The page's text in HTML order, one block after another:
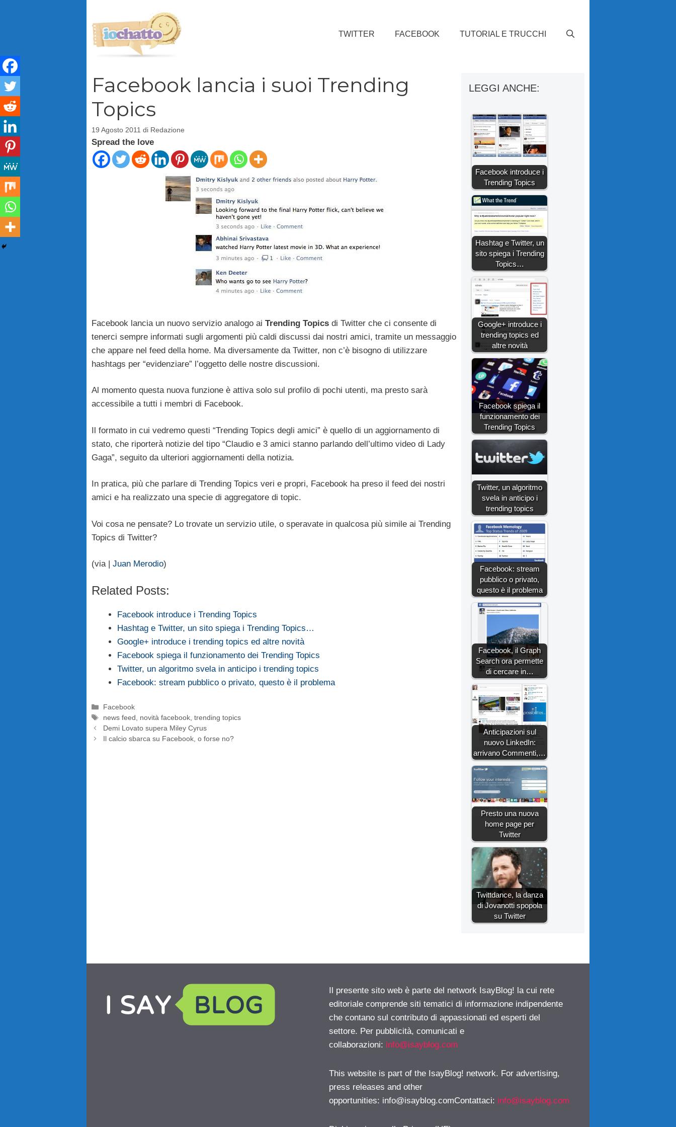
TWITTER FACEBOOK TUTORIAL E TRUCCHI
Facebook lancia i suoi Trending
Topics
19 Agosto 2011 di Redazione
Spread the love
Facebook lancia un nuovo servizio analogo ai Trending Topics di Twitter che ci consente di
tenerci sempre informati sugli argomenti più caldi discussi dai nostri amici, tramite un messaggio
che appare nel feed della home. Ma diversamente da Twitter, non c’è bisogno di utilizzare
hashtags per “evidenziare” l’oggetto delle nostre discussioni.
Al momento questa nuova funzione è attiva solo sul profilo di pochi utenti, ma presto sarà
accessibile a tutti i membri di Facebook.
Il formato in cui vedremo questi “Trending Topics degli amici” è quello di un aggiornamento di
stato, che riporterà notizie del tipo “Claudio e 3 amici stanno parlando dell’ultimo video di Lady
Gaga”, seguito da ulteriori aggiornamenti della notizia.
In pratica, più che parlare di Trending Topics veri e propri, Facebook ha preso il feed dei nostri
amici e ha realizzato una specie di aggregatore di topic.
Voi cosa ne pensate? Lo trovate un servizio utile, o speravate in qualcosa più simile ai Trending
Topics di Twitter?
(via | Juan Merodio)
Related Posts:
Facebook introduce i Trending Topics
Hashtag e Twitter, un sito spiega i Trending Topics…
Google+ introduce i trending topics ed altre novità
Facebook spiega il funzionamento dei Trending Topics
Twitter, un algoritmo svela in anticipo i trending topics
Facebook: stream pubblico o privato, questo è il problema
Categorie
Facebook
Tag
news feed, novità facebook,trending topics
Demi Lovato supera Miley Cyrus
Il calcio sbarca su Facebook, o forse no?
LEGGI ANCHE:
Facebook introduce i
Trending Topics
Hashtag e Twitter, un
sito spiega i Trending
Topics…
Google+ introduce i
trending topics ed
altre novità
Facebook spiega il
funzionamento dei
Trending Topics
Twitter, un algoritmo
svela in anticipo i
trending topics
Facebook: stream
pubblico o privato,
questo è il problema
Facebook, il Graph
Search ora permette
di cercare in…
Anticipazioni sul
nuovo LinkedIn:
arrivano Commenti,…
Presto una nuova
home page per
Twitter
Twittdance, la danza
di Jovanotti spopola
su Twitter
Il presente sito web è parte del network IsayBlog! la cui rete
editoriale comprende siti tematici di informazione indipendente
che contano sul contributo di appassionati ed esperti del
settore. Per pubblicità, comunicati e
collaborazioni: info@isayblog.com
This website is part of the IsayBlog! network. For advertising,
press releases and other
opportunities: info@isayblog.comContattaci: info@isayblog.com